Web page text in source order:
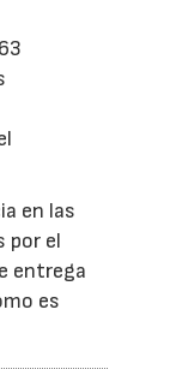
en las
por el
entrega
es